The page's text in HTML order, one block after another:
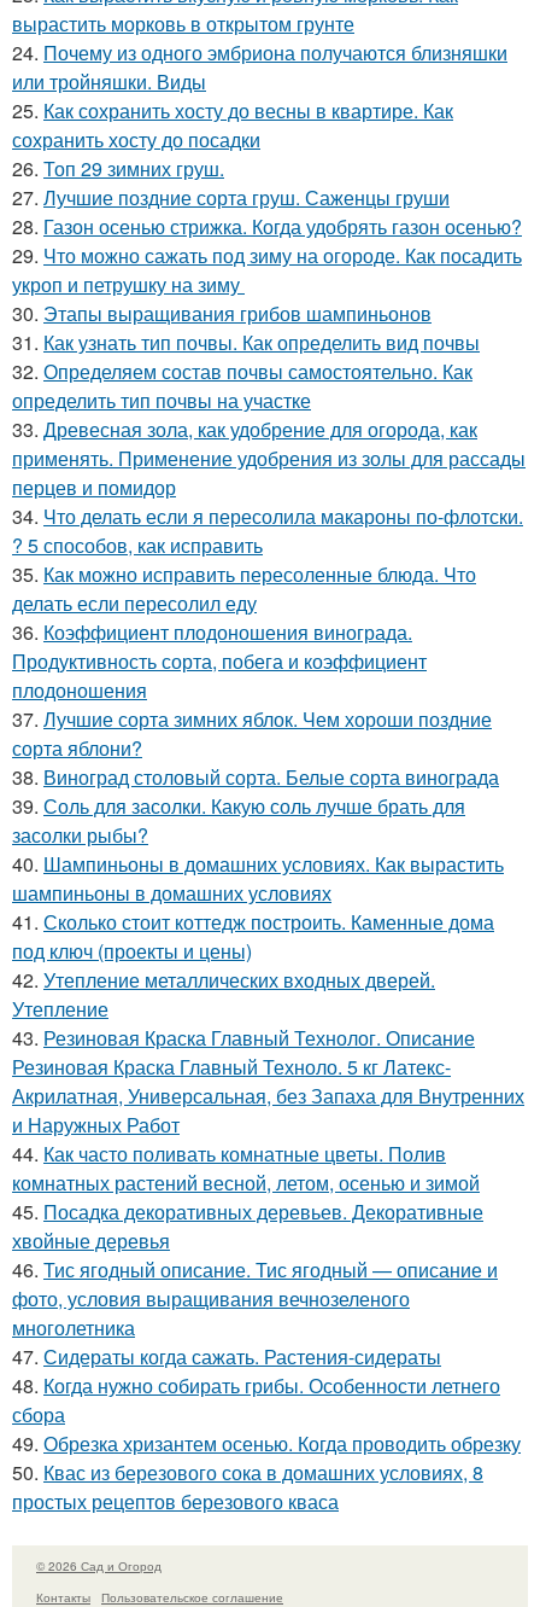
вырастить морковь в открытом грунте
24. Почему из одного эмбриона получаются близняшки
или тройняшки. Виды
25. Как сохранить хосту до весны в квартире. Как
сохранить хосту до посадки
26. Топ 29 зимних груш.
27. Лучшие поздние сорта груш. Саженцы груши
28. Газон осенью стрижка. Когда удобрять газон осенью?
29. Что можно сажать под зиму на огороде. Как посадить
укроп и петрушку на зиму
30. Этапы выращивания грибов шампиньонов
31. Как узнать тип почвы. Как определить вид почвы
32. Определяем состав почвы самостоятельно. Как
определить тип почвы на участке
33. Древесная зола, как удобрение для огорода, как
применять. Применение удобрения из золы для рассады
перцев и помидор
34. Что делать если я пересолила макароны по-флотски.
? 5 способов, как исправить
35. Как можно исправить пересоленные блюда. Что
делать если пересолил еду
36. Коэффициент плодоношения винограда.
Продуктивность сорта, побега и коэффициент
плодоношения
37. Лучшие сорта зимних яблок. Чем хороши поздние
сорта яблони?
38. Виноград столовый сорта. Белые сорта винограда
39. Соль для засолки. Какую соль лучше брать для
засолки рыбы?
40. Шампиньоны в домашних условиях. Как вырастить
шампиньоны в домашних условиях
41. Сколько стоит коттедж построить. Каменные дома
под ключ (проекты и цены)
42. Утепление металлических входных дверей.
Утепление
43. Резиновая Краска Главный Технолог. Описание
Резиновая Краска Главный Техноло. 5 кг Латекс-
Акрилатная, Универсальная, без Запаха для Внутренних
и Наружных Работ
44. Как часто поливать комнатные цветы. Полив
комнатных растений весной, летом, осенью и зимой
45. Посадка декоративных деревьев. Декоративные
хвойные деревья
46. Тис ягодный описание. Тис ягодный — описание и
фото, условия выращивания вечнозеленого
многолетника
47. Сидераты когда сажать. Растения-сидераты
48. Когда нужно собирать грибы. Особенности летнего
сбора
49. Обрезка хризантем осенью. Когда проводить обрезку
50. Квас из березового сока в домашних условиях, 8
простых рецептов березового кваса
© 2026 Сад и Огород
Контакты
Пользовательское соглашение